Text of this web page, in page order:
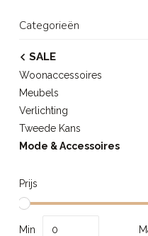
Categorieën
SALE
Woonaccessoires
Meubels
Verlichting
Tweede Kans
Mode & Accessoires
Prijs
Min